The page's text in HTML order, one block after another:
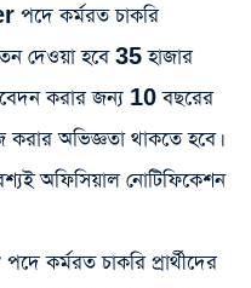
কর্মরত চাকরি
দেওয়া হবে 35 হাজার
করার জন্য 10 বছরের
অভিজ্ঞতা থাকতে হবে।
অফিসিয়াল নোটিফিকেশন
চাকরি প্রার্থীদের